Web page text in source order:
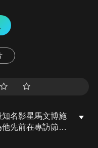
名影星馬文博施
先前在專訪節目